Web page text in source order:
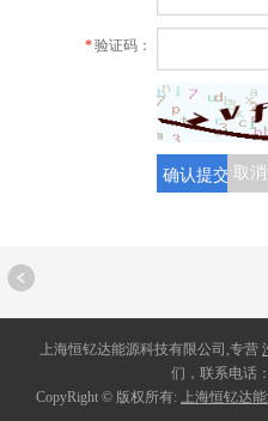
*验证码：
确认提交 取
上海恒钇达能源科技有限公司,专营
们，联系电话：
CopyRight © 版权所有: 上海恒钇达